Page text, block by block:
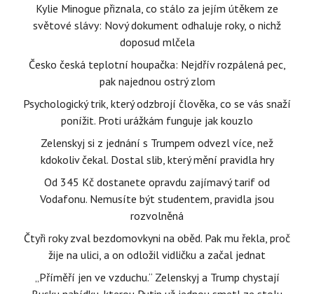
Kylie Minogue přiznala, co stálo za jejím útěkem ze
světové slávy: Nový dokument odhaluje roky, o nichž
doposud mlčela
Česko česká teplotní houpačka: Nejdřív rozpálená pec,
pak najednou ostrý zlom
Psychologický trik, který odzbrojí člověka, co se vás snaží
ponížit. Proti urážkám funguje jak kouzlo
Zelenskyj si z jednání s Trumpem odvezl více, než
kdokoliv čekal. Dostal slib, který mění pravidla hry
Od 345 Kč dostanete opravdu zajímavý tarif od
Vodafonu. Nemusíte být studentem, pravidla jsou
rozvolněná
Čtyři roky zval bezdomovkyni na oběd. Pak mu řekla, proč
žije na ulici, a on odložil vidličku a začal jednat
„Příměří jen ve vzduchu.“ Zelenskyj a Trump chystají